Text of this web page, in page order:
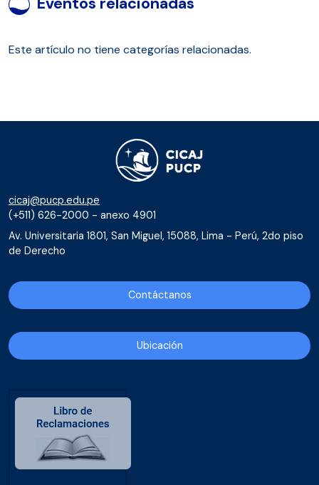
Este artículo no tiene categorías relacionadas.
cicaj@pucp.edu.pe
(+511) 626-2000 - anexo 4901
Av. Universitaria 1801, San Miguel, 15088, Lima - Perú, 2do piso
de Derecho
Contáctanos
Ubicación